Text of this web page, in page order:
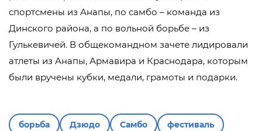
спортсмены из Анапы, по самбо – команда из
Динского района, а по вольной борьбе – из
Гулькевичей. В общекомандном зачете лидировали
атлеты из Анапы, Армавира и Краснодара, которым
были вручены кубки, медали, грамоты и подарки.
борьба Дзюдо Самбо фестиваль